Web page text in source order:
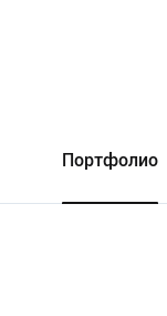
Портфолио